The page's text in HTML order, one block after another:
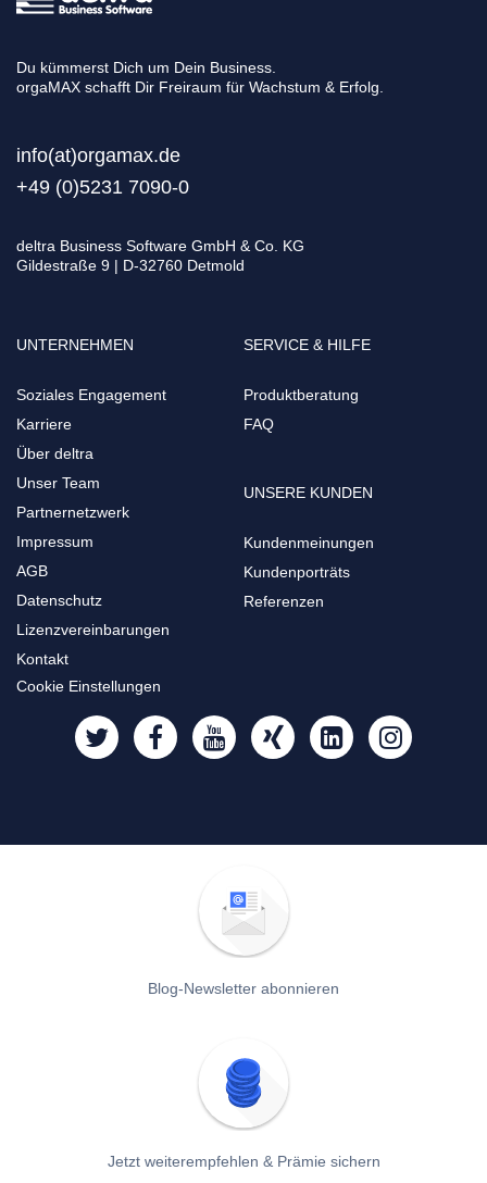
Du kümmerst Dich um Dein Business.
orgaMAX schafft Dir Freiraum für Wachstum & Erfolg.
info(at)orgamax.de
+49 (0)5231 7090-0
deltra Business Software GmbH & Co. KG
Gildestraße 9 | D-32760 Detmold
UNTERNEHMEN
Soziales Engagement
Karriere
Über deltra
Unser Team
Partnernetzwerk
Impressum
AGB
Datenschutz
Lizenzvereinbarungen
Kontakt
SERVICE & HILFE
Produktberatung
FAQ
UNSERE KUNDEN
Kundenmeinungen
Kundenporträts
Referenzen
Cookie Einstellungen
Blog-Newsletter abonnieren
Jetzt weiterempfehlen & Prämie sichern